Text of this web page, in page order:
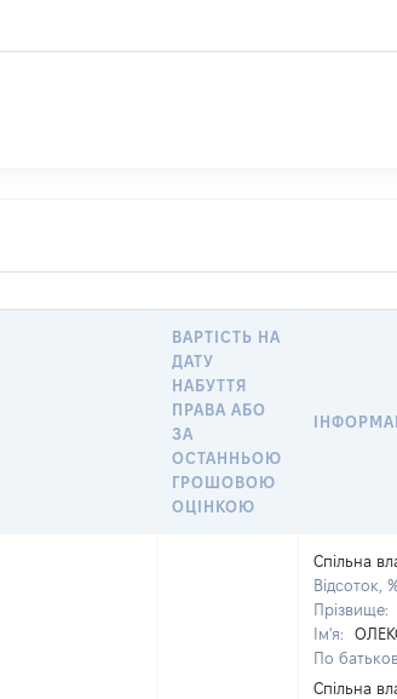
ВАРТІСТЬ НА
ДАТУ
НАБУТТЯ
ПРАВА АБО
ЗА
ОСТАННЬОЮ
ГРОШОВОЮ
ОЦІНКОЮ
Спільна
Відсоток,
Прізвище:
Ім'я:
По
Спільна